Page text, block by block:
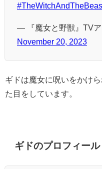
— 『魔女と野獣』TV
November 20, 2023
ギドは魔女に呪いをかけ
た目をしています。
ギドのプロフィー